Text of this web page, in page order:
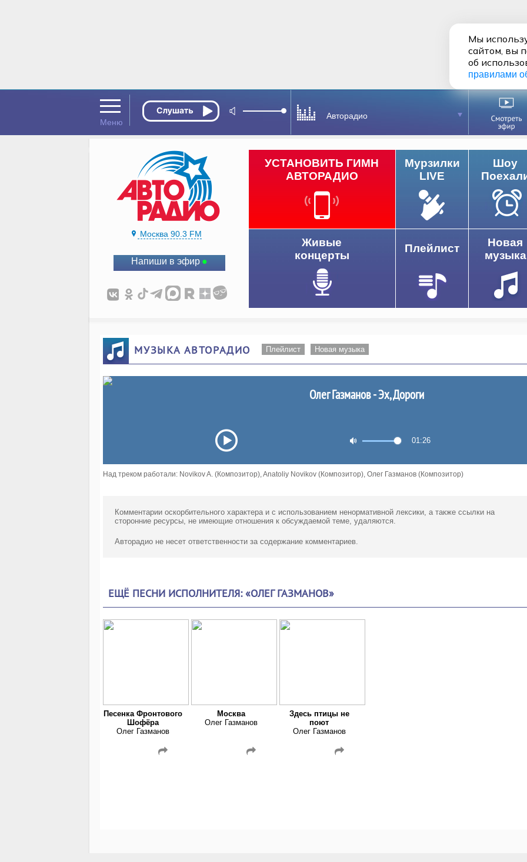
Авторадио
Москва 90.3 FM
Напиши в эфир
УСТАНОВИТЬ ГИМН
АВТОРАДИО
Мурзилки
LIVE
Шоу
Живые
концерты
Плейлист
Новая
музыка
МУЗЫКА АВТОРАДИО Плейлист Новая музыка
Олег Газманов - Эх, Дороги
01:26
Над треком работали: Novikov A. (Композитор), Anatoliy Novikov (Композитор), Олег Газманов (Композитор)
Комментарии оскорбительного характера и с использованием ненормативной лексики,а также ссылки на
сторонние ресурсы, не имеющие отношения к обсуждаемой теме, удаляются.
Авторадио не несет ответственности за содержание комментариев.
ЕЩЁ ПЕСНИ ИСПОЛНИТЕЛЯ: «ОЛЕГ ГАЗМАНОВ»
Песенка Фронтового
Шофёра
Олег Газманов
Москва
Олег Газманов
Здесь птицы не
поют
Олег Газманов
Мы
сайтом, вы
об
правилами